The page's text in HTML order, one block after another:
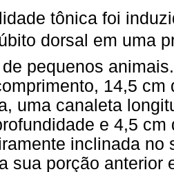
tônica foi
dorsal em uma
pequenos
14,5
uma canaleta
e 4,5
inclinada no
sua porção anterior